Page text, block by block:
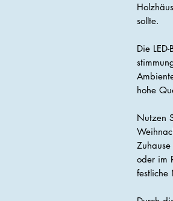
sollte.
Die
hohe
Nutzen
oder im
festliche